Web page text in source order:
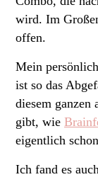
wird. Im
offen.
Mein
ist so das
diesem ganzen
gibt, wie
eigentlich
Ich fand es